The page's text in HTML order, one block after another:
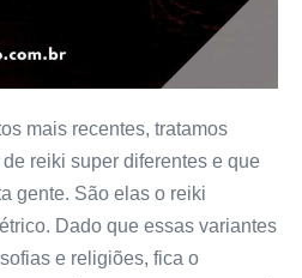
mais recentes, tratamos
reiki super diferentes e que
gente. São elas o reiki
Dado que essas variantes
e religiões, fica o